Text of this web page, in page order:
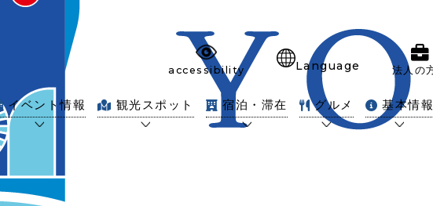
accessibility
Language
イベント情報 観光スポット 宿泊・滞在 グルメ 基本情報